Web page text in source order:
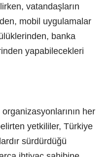
vatandaşların
mobil uygulamalar
banka
yapabilecekleri
her
yetkililer, Türkiye
sürdürdüğü